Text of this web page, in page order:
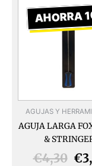
AHORRA
AGUJAS Y
AGUJA LARGA
&
€4,30 €